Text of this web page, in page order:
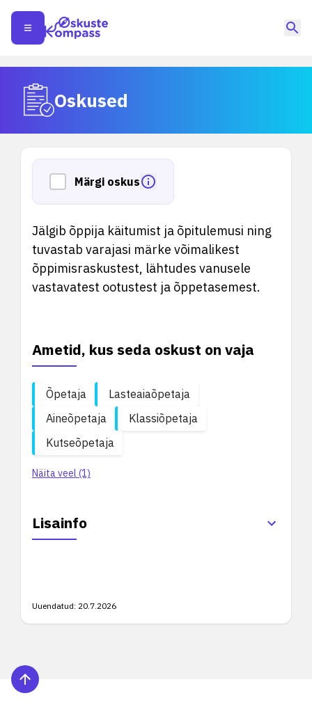
Oskused
Märgi oskus
Jälgib õppija käitumist ja õpitulemusi ning
tuvastab varajasi märke võimalikest
õppimisraskustest, lähtudes vanusele
vastavatest ootustest ja õppetasemest.
Ametid, kus seda oskust on vaja
Õpetaja
Lasteaiaõpetaja
Aineõpetaja
Klassiõpetaja
Kutseõpetaja
Näita veel (1)
Lisainfo
Uuendatud: 20.7.2026